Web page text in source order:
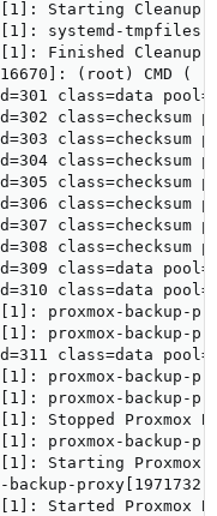
Starting
systemd-
Finished
(root)
class=data
class=checksum
class=checksum
class=checksum
class=checksum
class=checksum
class=checksum
class=checksum
class=data
class=data
proxmox-
proxmox-
class=data
proxmox-backup-
proxmox-
Stopped Proxmox
proxmox-backup-
Starting Proxmox
backup-
Started Proxmox